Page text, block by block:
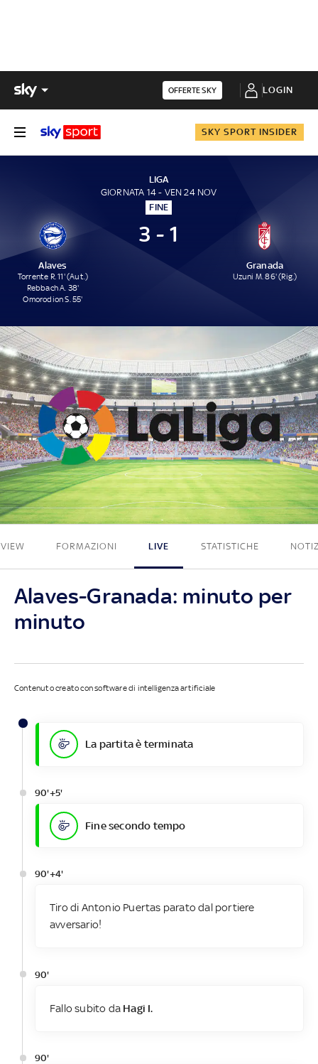
OFFERTE SKY LOGIN
SKY SPORT INSIDER
LIGA
GIORNATA 14 - VEN 24 NOV
FINE
Alaves
Torrente R. 11' (Aut.)
Rebbach A. 38'
Omorodion S. 55'
3 - 1
Granada
Uzuni M. 86' (Rig.)
3 - 1
FORMAZIONI LIVE STATISTICHE
Alaves-Granada: minuto per
minuto
Contenuto creato con software di intelligenza artificiale
La partita è terminata
90'+5'
Fine secondo tempo
90'+4'
Tiro di Antonio Puertas parato dal portiere
avversario!
90'
Fallo subito da Hagi I.
90'